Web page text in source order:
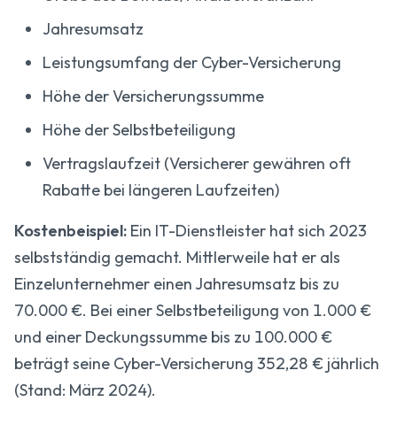
Jahresumsatz
Leistungsumfang der Cyber-Versicherung
Höhe der Versicherungssumme
Höhe der Selbstbeteiligung
Vertragslaufzeit (Versicherer gewähren oft
Rabatte bei längeren Laufzeiten)
Kostenbeispiel: Ein IT-Dienstleister hat sich 2023
selbstständig gemacht. Mittlerweile hat er als
Einzelunternehmer einen Jahresumsatz bis zu
70.000 €. Bei einer Selbstbeteiligung von 1.000 €
und einer Deckungssumme bis zu 100.000 €
beträgt seine Cyber-Versicherung 352,28 € jährlich
(Stand: März 2024).